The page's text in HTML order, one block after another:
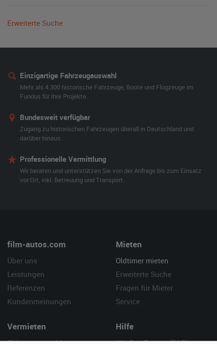
Erweiterte Suche
Einzigartige Fahrzeugauswahl
Mehr als 4.300 historische Fahrzeuge, Boote und Flugzeuge im
Fundus für Ihre Projekte.
Bundesweit verfügbar
Zugang zu historischen Fahrzeugen überall in Deutschland und
darüber hinaus.
Professionelle Vermittlung
Wir beraten und unterstützen Sie von der Anfrage bis zum Einsatz
vor Ort, inkl. Betreuung und Transport.
film-autos.com
Über uns
Leistungen
Referenzen
Kundenmeinungen
Mieten
Oldtimer mieten
Erweiterte Suche
Fragen für Mieter
Service
Vermieten Hilfe